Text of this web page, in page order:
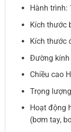
Hành trình:
Kích thước
Kích thước
Đường kính
Chiều cao
Trọng
Hoạt động
(bơm tay,